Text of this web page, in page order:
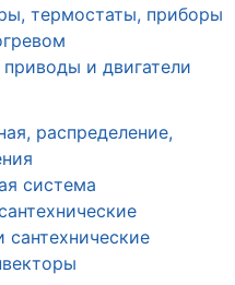
термостаты, приборы
и двигатели
распределение,
система